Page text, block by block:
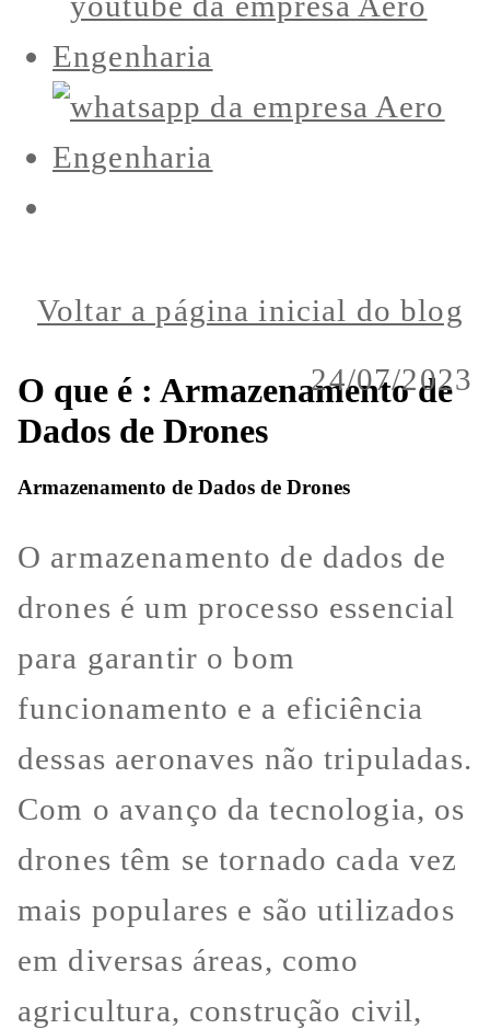
24/07/2023
Voltar a página inicial do blog
O que é : Armazenamento de
Dados de Drones
Armazenamento de Dados de Drones
O armazenamento de dados de
drones é um processo essencial
para garantir o bom
funcionamento e a eficiência
dessas aeronaves não tripuladas.
Com o avanço da tecnologia, os
drones têm se tornado cada vez
mais populares e são utilizados
em diversas áreas, como
agricultura, construção civil,